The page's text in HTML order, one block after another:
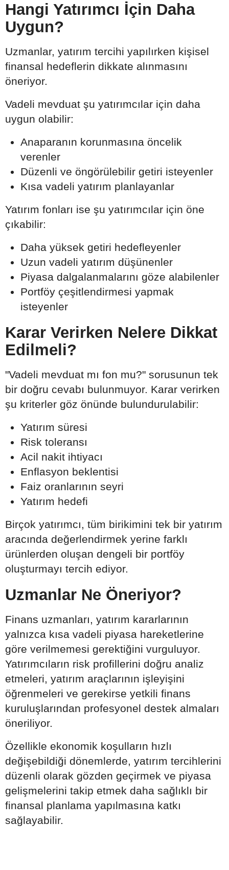
Hangi Yatırımcı İçin Daha
Uygun?
Uzmanlar, yatırım tercihi yapılırken kişisel
finansal hedeflerin dikkate alınmasını
öneriyor.
Vadeli mevduat şu yatırımcılar için daha
uygun olabilir:
Anaparanın korunmasına öncelik
verenler
Düzenli ve öngörülebilir getiri isteyenler
Kısa vadeli yatırım planlayanlar
Yatırım fonları ise şu yatırımcılar için öne
çıkabilir:
Daha yüksek getiri hedefleyenler
Uzun vadeli yatırım düşünenler
Piyasa dalgalanmalarını göze alabilenler
Portföy çeşitlendirmesi yapmak
isteyenler
Karar Verirken Nelere Dikkat
Edilmeli?
"Vadeli mevduat mı fon mu?" sorusunun tek
bir doğru cevabı bulunmuyor. Karar verirken
şu kriterler göz önünde bulundurulabilir:
Yatırım süresi
Risk toleransı
Acil nakit ihtiyacı
Enflasyon beklentisi
Faiz oranlarının seyri
Yatırım hedefi
Birçok yatırımcı, tüm birikimini tek bir yatırım
aracında değerlendirmek yerine farklı
ürünlerden oluşan dengeli bir portföy
oluşturmayı tercih ediyor.
Uzmanlar Ne Öneriyor?
Finans uzmanları, yatırım kararlarının
yalnızca kısa vadeli piyasa hareketlerine
göre verilmemesi gerektiğini vurguluyor.
Yatırımcıların risk profillerini doğru analiz
etmeleri, yatırım araçlarının işleyişini
öğrenmeleri ve gerekirse yetkili finans
kuruluşlarından profesyonel destek almaları
öneriliyor.
Özellikle ekonomik koşulların hızlı
değişebildiği dönemlerde, yatırım tercihlerini
düzenli olarak gözden geçirmek ve piyasa
gelişmelerini takip etmek daha sağlıklı bir
finansal planlama yapılmasına katkı
sağlayabilir.